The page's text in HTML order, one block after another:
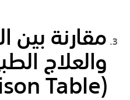
مقارنة بين
والعلاج
(Comparison Table)